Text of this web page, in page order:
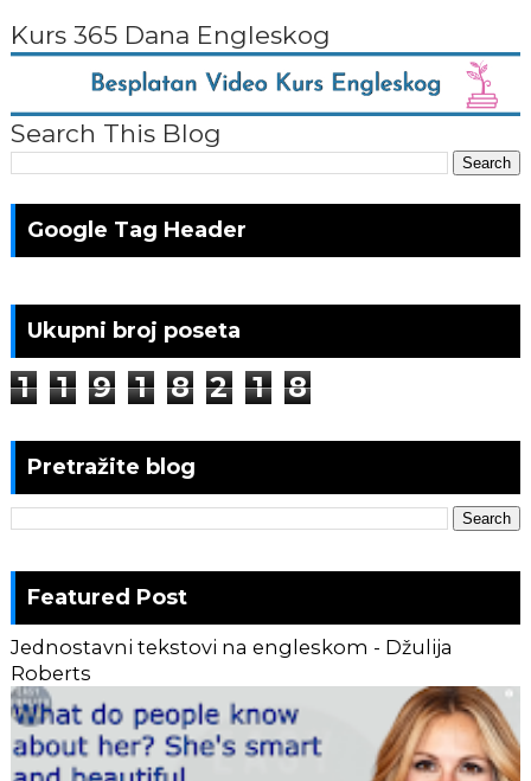
Kurs 365 Dana Engleskog
Search This Blog
Google Tag Header
Ukupni broj poseta
1 1 9 1 8 2 1 8
Pretražite blog
Featured Post
Jednostavni tekstovi na engleskom - Džulija
Roberts